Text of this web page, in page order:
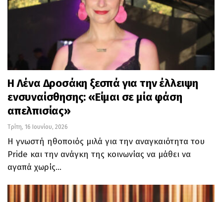
Η Λένα Δροσάκη ξεσπά για την έλλειψη
ενσυναίσθησης: «Είμαι σε μία φάση
απελπισίας»
Τρίτη, 16 Ιουνίου, 2026
Η γνωστή ηθοποιός μιλά για την αναγκαιότητα του
Pride και την ανάγκη της κοινωνίας να μάθει να
αγαπά χωρίς…